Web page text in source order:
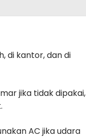
di kantor, dan di
jika tidak dipakai,
AC jika udara